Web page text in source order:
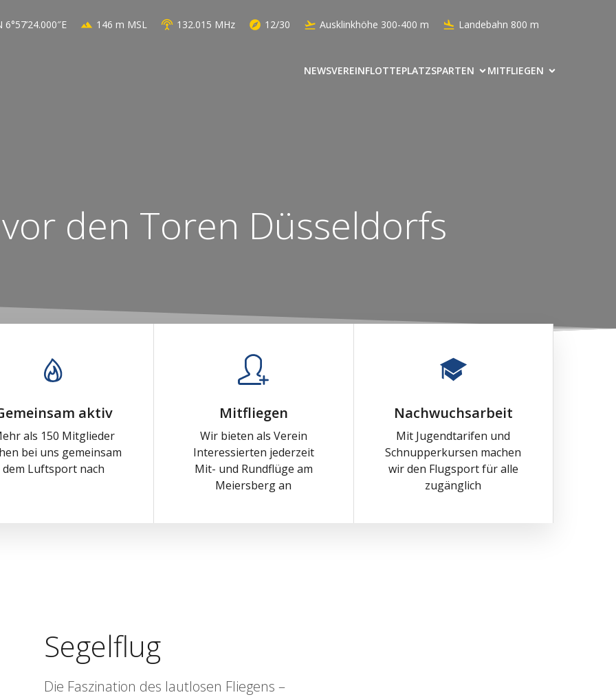
6°57’24.000″E 146 m MSL 132.015 MHz 12/30 Ausklinkhöhe 300-400 m Landebahn 800 m
NEWSVEREINFLOTTEPLATZSPARTEN MITFLIEGEN
vor den Toren Düsseldorfs
aktiv
als 150 Mitglieder
bei uns gemeinsam
dem Luftsport nach
Mitfliegen
Wir bieten als Verein
Interessierten jederzeit
Mit- und Rundflüge am
Meiersberg an
Nachwuchsarbeit
Mit Jugendtarifen und
Schnupperkursen machen
wir den Flugsport für alle
zugänglich
Segelflug
Die Faszination des lautlosen Fliegens –